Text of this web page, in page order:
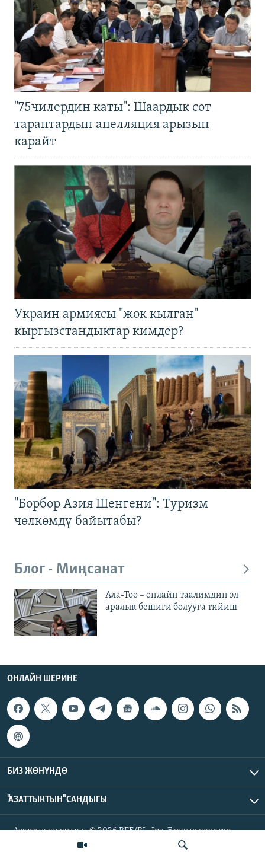
"75чилердин каты": Шаардык сот
тараптардын апелляция арызын
карайт
Украин армиясы "жок кылган"
кыргызстандыктар кимдер?
"Борбор Азия Шенгени": Туризм
чөлкөмдү байытабы?
Блог - Миңсанат
Ала-Тоо – онлайн таалимдин эл
аралык бешиги болууга тийиш
ОНЛАЙН ШЕРИНЕ
БИЗ ЖӨНҮНДӨ
"АЗАТТЫКТЫН" САНДЫГЫ
Азаттык үналгысы © 2026 RFE/RL, Inc. Бардык укуктар